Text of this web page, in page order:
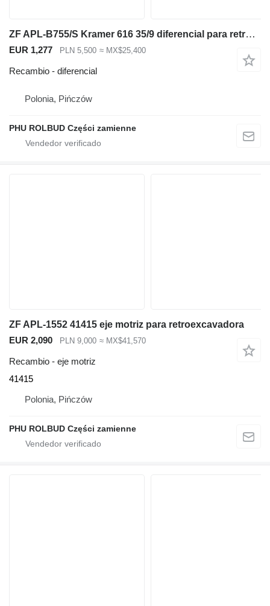
ZF APL-B755/S Kramer 616 35/9 diferencial para retroexcavadora
EUR 1,277 PLN 5,500 ≈ MX$25,400
Recambio - diferencial
Polonia, Pińczów
PHU ROLBUD Części zamienne
ZF APL-1552 41415 eje motriz para retroexcavadora
EUR 2,090
PLN 9,000 ≈ MX$41,570
Recambio - eje motriz
41415
Polonia, Pińczów
PHU ROLBUD Części zamienne